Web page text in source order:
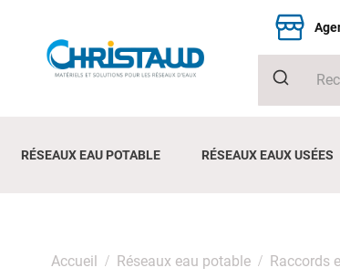
RÉSEAUX EAU POTABLE RÉSEAUX EAUX USÉES
Accueil Réseaux eau potable Raccords